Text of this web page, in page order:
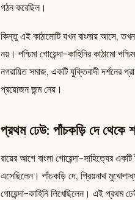
গঠন করেছিল।
কিন্তু এই কাঠামোটি যখন বাংলায় আসে,
নয়। পশ্চিমা গোয়েন্দা-কাহিনির কাঠামো
নগরায়িত সমাজ, একটি যুক্তিবাদী দর্শনের
প্রয়োজন জন্ম নেয়।
প্রথম ঢেউ: পাঁচকড়ি দে থেকে
রায়ের আগে বাংলা গোয়েন্দা-সাহিত্যের
এসেছিলেন। পাঁচকড়ি দে, প্রিয়নাথ
গোয়েন্দা-কাহিনি লিখেছিলেন। এই প্রথম